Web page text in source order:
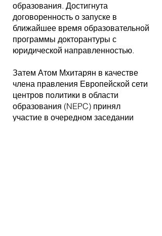
образования. Достигнута
договоренность о запуске в
ближайшее время образовательной
программы докторантуры с
юридической направленностью.
Затем Атом Мхитарян в качестве
члена правления Европейской сети
центров политики в области
образования (NEPC) принял
участие в очередном заседании